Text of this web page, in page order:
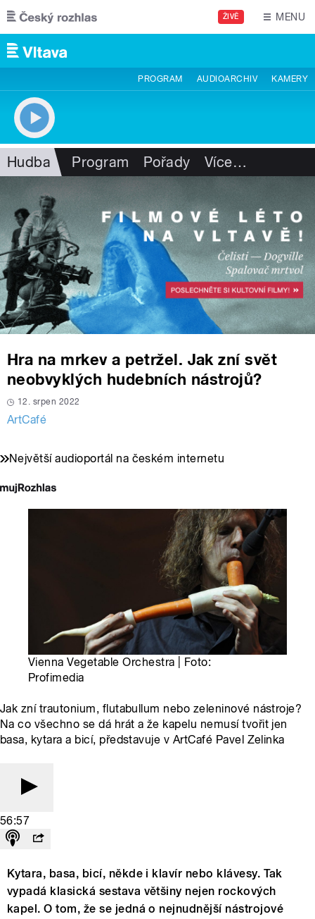
Přejít k hlavnímu obsahu
ŽIVĚ MENU
PROGRAM AUDIOARCHIV KAMERY
Hudba Program Pořady Více…
Hra na mrkev a petržel. Jak zní svět
neobvyklých hudebních nástrojů?
12. srpen 2022
ArtCafé
Největší audioportál na českém internetu
Vienna Vegetable Orchestra | Foto:
Profimedia
Jak zní trautonium, flutabullum nebo zeleninové nástroje?
Na co všechno se dá hrát a že kapelu nemusí tvořit jen
basa, kytara a bicí, představuje v ArtCafé Pavel Zelinka
56:57
Kytara, basa, bicí, někde i klavír nebo klávesy. Tak
vypadá klasická sestava většiny nejen rockových
kapel. O tom, že se jedná o nejnudnější nástrojové